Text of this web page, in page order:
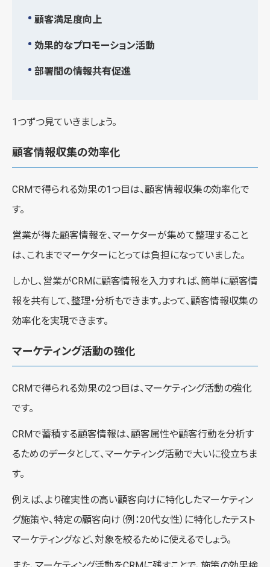
顧客満足度向上
効果的なプロモーション活動
部署間の情報共有促進
1つずつ見ていきましょう。
顧客情報収集の効率化
CRMで得られる効果の1つ目は、顧客情報収集の効率化で
す。
営業が得た顧客情報を、マーケターが集めて整理すること
は、これまでマーケターにとっては負担になっていました。
しかし、営業がCRMに顧客情報を入力すれば、簡単に顧客情
報を共有して、整理・分析もできます。よって、顧客情報収集の
効率化を実現できます。
マーケティング活動の強化
CRMで得られる効果の2つ目は、マーケティング活動の強化
です。
CRMで蓄積する顧客情報は、顧客属性や顧客行動を分析す
るためのデータとして、マーケティング活動で大いに役立ちま
す。
例えば、より確実性の高い顧客向けに特化したマーケティン
グ施策や、特定の顧客向け（例：20代女性）に特化したテスト
マーケティングなど、対象を絞るために使えるでしょう。